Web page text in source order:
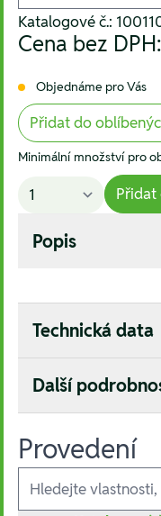
Katalogové č.:
Cena bez DPH:
Objednáme pro Vás
Přidat do
Minimální množství pro
Přidat
Popis
Technická data
Další
Provedení
Ausführungen